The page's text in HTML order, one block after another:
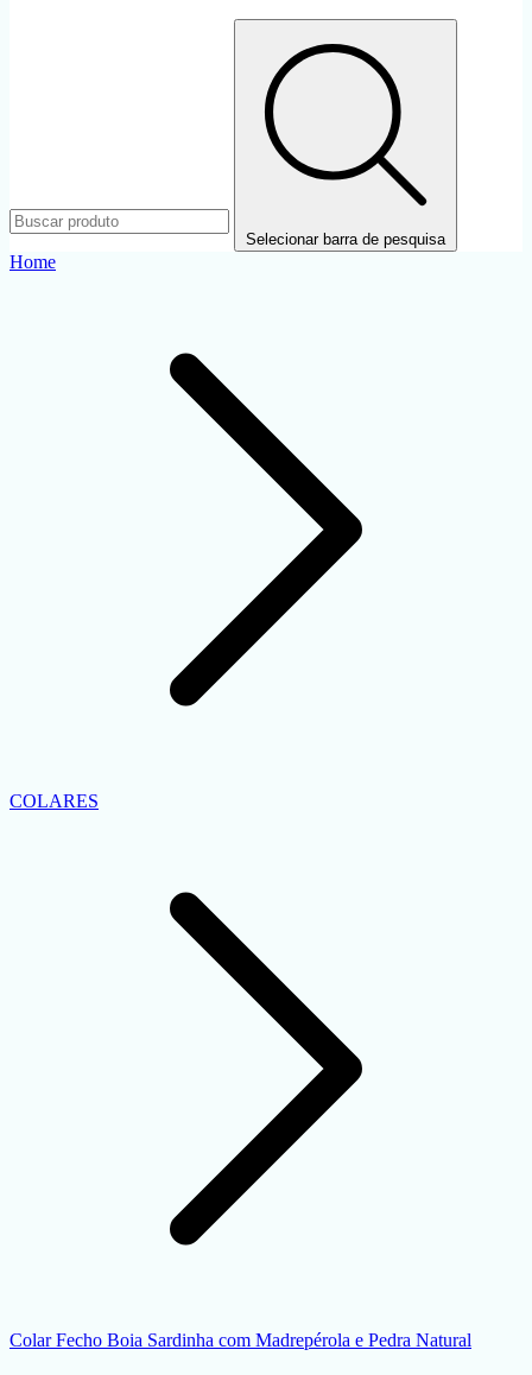
Selecionar barra de pesquisa
Home
COLARES
Colar Fecho Boia Sardinha com Madrepérola e Pedra Natural